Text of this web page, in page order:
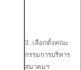
3..เลือกตั้งคณะ
กรรมการบริหาร
สมาคมฯ